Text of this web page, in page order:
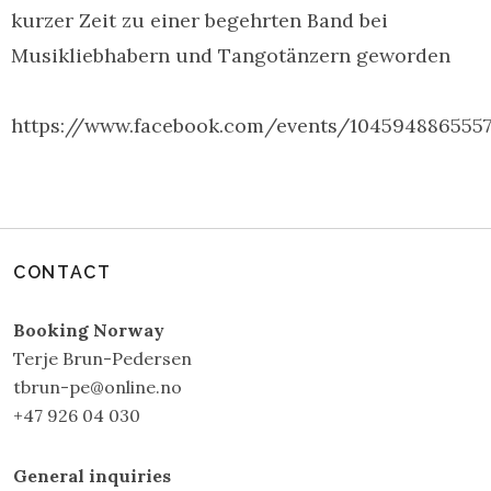
kurzer Zeit zu einer begehrten Band bei
Musikliebhabern und Tangotänzern geworden
https://www.facebook.com/events/
CONTACT
Booking Norway
Terje Brun-Pedersen
tbrun-pe@online.no
+47 926 04 030
General inquiries